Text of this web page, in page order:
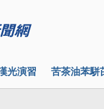
光演習 苦茶油苯駢